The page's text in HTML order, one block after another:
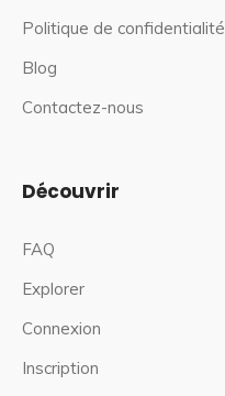
Politique de confidentialité
Blog
Contactez-nous
Découvrir
FAQ
Explorer
Connexion
Inscription